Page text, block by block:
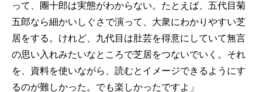
って、團十郎は実態がわからない。たとえば、五代目菊
五郎なら細かいしぐさで演って、大衆にわかりやすい芝
居をする。けれど、九代目は肚芸を得意にしていて無言
の思い入れみたいなところで芝居をつないでいく。それ
を、資料を使いながら、読むとイメージできるようにす
るのが難しかった。でも楽しかったですよ」